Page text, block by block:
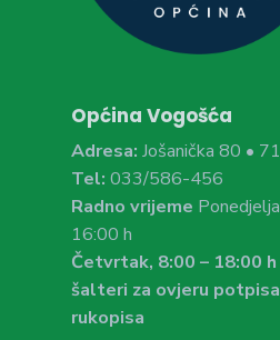
Općina Vogošća
Adresa: Jošanička 80 •
Tel: 033/586-456
Radno vrijeme
16:00 h
Četvrtak, 8:00 – 18:00
šalteri za ovjeru
rukopisa